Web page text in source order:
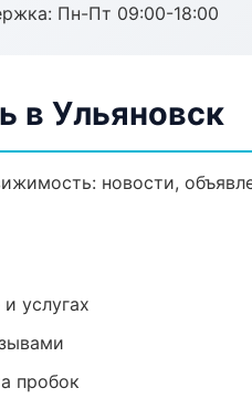
Пн-Пт 09:00-18:00
в Ульяновск
новости,
услугах
пробок